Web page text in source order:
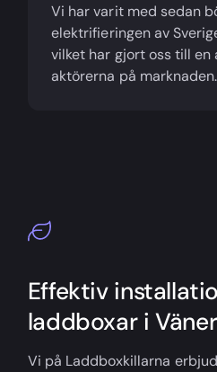
Vi har varit med sedan
elektrifieringen av
vilket har gjort oss till en
aktörerna på marknaden.
Effektiv
laddboxar i
Vi på Laddboxkillarna